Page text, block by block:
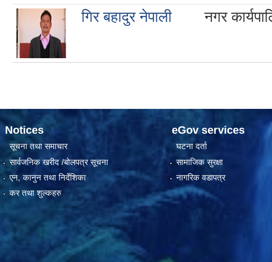
गिर बहादुर नेपाली नगर
Notices
सूचना तथा समाचार
सार्वजनिक खरीद /बोलपत्र सूचना
एन, कानुन तथा निर्देशिका
कर तथा शुल्कहरु
eGov services
घटना दर्ता
सामाजिक सुरक्षा
नागरिक वडापत्र